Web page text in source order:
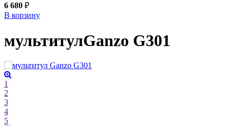
6 680 ₽
В корзину
мультитулGanzo G301
1
2
3
4
5